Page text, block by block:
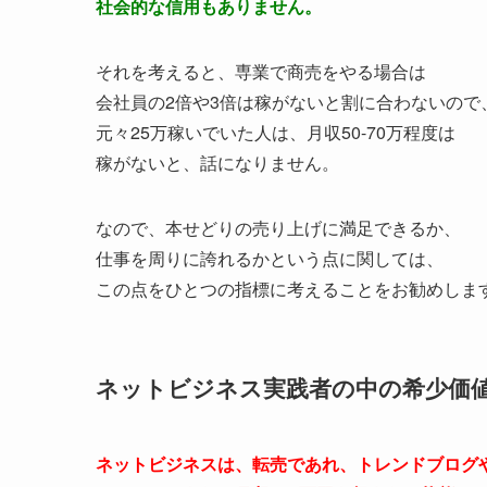
社会的な信用もありません。
それを考えると、専業で商売をやる場合は
会社員の2倍や3倍は稼がないと割に合わないので、
元々25万稼いでいた人は、月収50-70万程度は
稼がないと、話になりません。
なので、本せどりの売り上げに満足できるか、
仕事を周りに誇れるかという点に関しては、
この点をひとつの指標に考えることをお勧めしま
ネットビジネス実践者の中の希少価
ネットビジネスは、転売であれ、トレンドブログ